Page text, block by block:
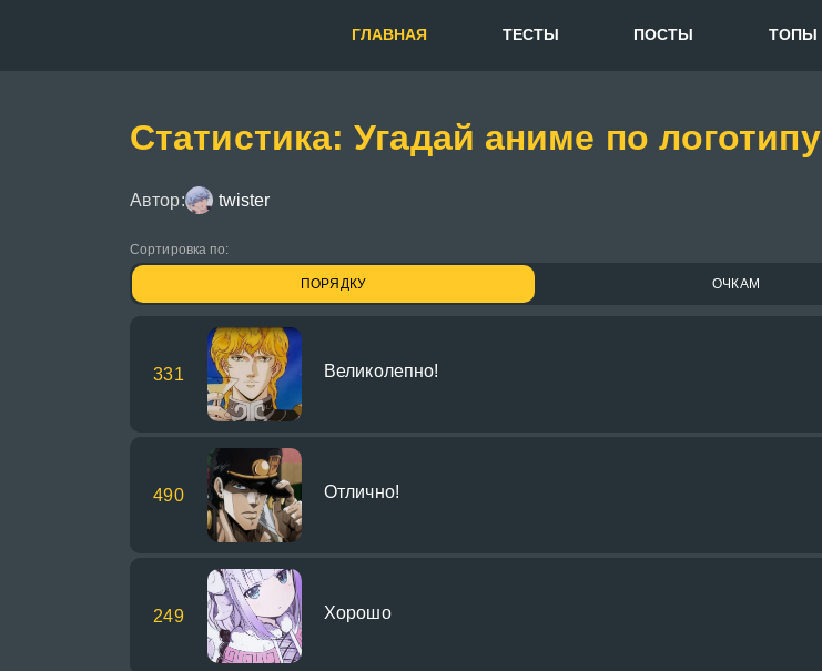
ГЛАВНАЯ ТЕСТЫ ПОСТЫ ТОПЫ
Статистика: Угадай аниме по логотипу
Автор: twister
Сортировка по:
ПОРЯДКУ ОЧКАМ
331 Великолепно!
490 Отлично!
249 Хорошо